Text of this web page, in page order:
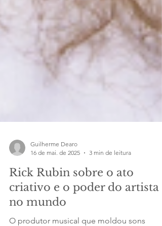
Guilherme Dearo
16 de mai. de 2025
3 min de leitura
Rick Rubin sobre o ato